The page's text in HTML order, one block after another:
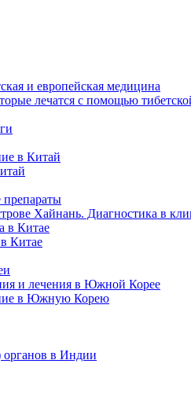
и европейская медицина
лечатся с помощью
в Китай
Хайнань. Диагностика в
в Китае
Китае
и лечения в Южной Корее
в Южную Корею
органов в Индии